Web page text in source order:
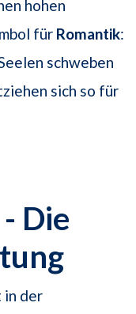
hohen
für Romantik:
schweben
sich so für
Die
in der